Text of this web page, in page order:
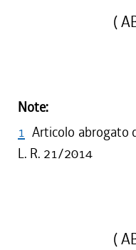
(
Note:
1 Articolo abrogato
L. R. 21/2014
(